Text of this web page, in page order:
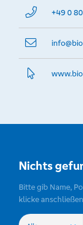
+49 0
Nichts
Bitte gib Name,
klicke